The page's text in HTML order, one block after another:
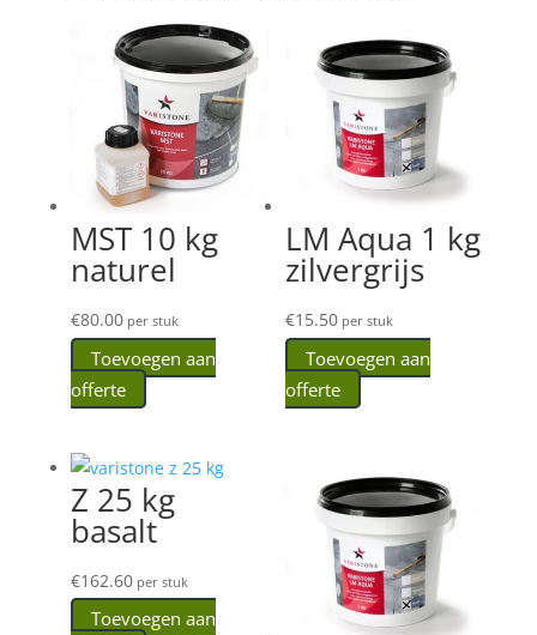
MST 10 kg
naturel
€80.00per stuk
Toevoegen aan
offerte
LM Aqua 1 kg
zilvergrijs
€15.50per stuk
Toevoegen aan
offerte
Z 25 kg
basalt
€162.60per stuk
Toevoegen aan